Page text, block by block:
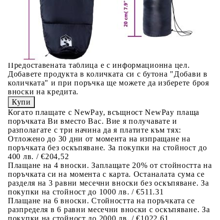
Предоставената таблица е с информационна цел.
Добавете продукта в количката си с бутона "Добави в
количката" и при поръчка ще можете да изберете броя
вноски на кредита.
Предоставената таблица е с информационна цел.
Добавете продукта в количката си с бутона "Добави в
количката" и при поръчка ще можете да изберете броя
вноски на кредита.
Когато плащате с NewPay, всъщност NewPay плаща
поръчката Ви вместо Вас. Вие я получавате и
разполагате с три начина да я платите към тях:
Отложено до 30 дни от момента на изпращане на
поръчката без оскъпяване. За покупки на стойност до
400 лв. / €204,52
Плащане на 4 вноски. Заплащате 20% от стойността на
поръчката си на момента с карта. Останалата сума се
разделя на 3 равни месечни вноски без оскъпяване. За
покупки на стойност до 1000 лв. / €511.31
Плащане на 6 вноски. Стойността на поръчката се
разпределя в 6 равни месечни вноски с оскъпяване. За
покупки на стойност до 2000 лв. / €1022.61